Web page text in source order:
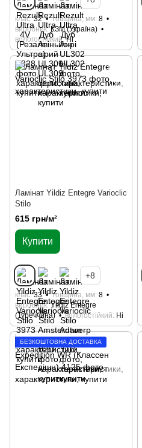
клас 32 товщина, мм 8
виробник КЗМ (Україна)
вологостійкий Ні
Ламінат Yildiz Entegre Varioclic
Stilo
615 грн/м²
Купити
+8
клас 33 товщина, мм 8
виробник Yildiz Entegre
(Туреччина)
вологостійкий Ні
БЕЗКОШТОВНА ДОСТАВКА